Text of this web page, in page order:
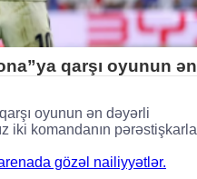
qarşı oyunun ən
oyunun ən dəyərli
iki komandanın